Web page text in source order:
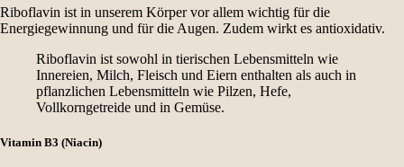
Riboflavin ist in unserem Körper vor allem wichtig für die
Energiegewinnung und für die Augen. Zudem wirkt es antioxidativ.
Riboflavin ist sowohl in tierischen Lebensmitteln wie
Innereien, Milch, Fleisch und Eiern enthalten als auch in
pflanzlichen Lebensmitteln wie Pilzen, Hefe,
Vollkorngetreide und in Gemüse.
Vitamin B3 (Niacin)